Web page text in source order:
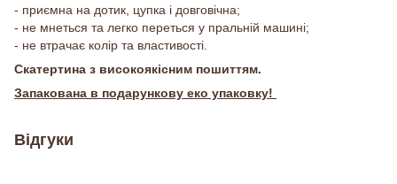
- приємна на дотик, цупка і довговічна;
- не мнеться та легко переться у пральній машині;
- не втрачає колір та властивості.
Скатертина з високоякісним пошиттям.
Запакована в подарункову еко упаковку!
Відгуки